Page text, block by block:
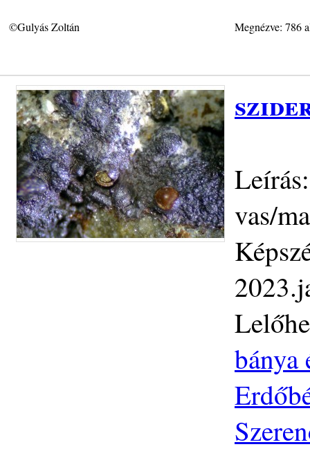
©Gulyás Zoltán Megnézve: 786
vas/
bánya